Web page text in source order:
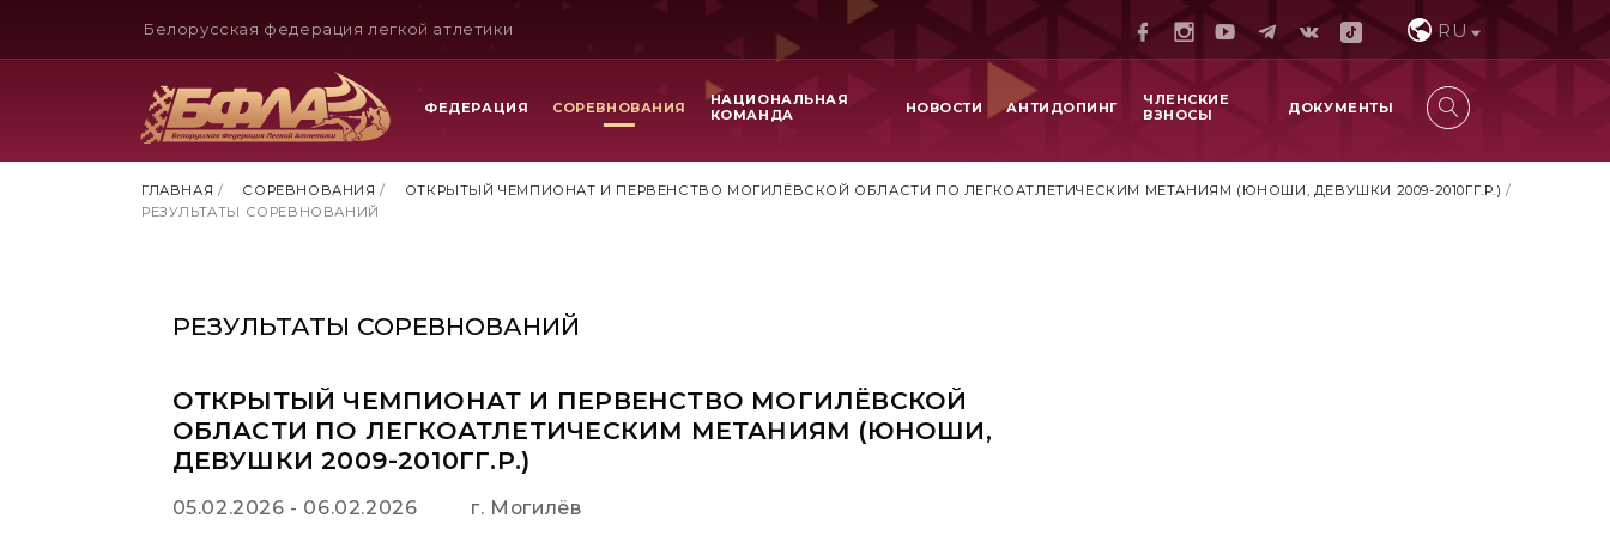
Белорусская федерация легкой атлетики RU
ФЕДЕРАЦИЯ СОРЕВНОВАНИЯ
НАЦИОНАЛЬНАЯ
КОМАНДА
НОВОСТИ АНТИДОПИНГ
ЧЛЕНСКИЕ
ВЗНОСЫ
ДОКУМЕНТЫ
ГЛАВНАЯ / СОРЕВНОВАНИЯ / ОТКРЫТЫЙ ЧЕМПИОНАТ И ПЕРВЕНСТВО МОГИЛЁВСКОЙ ОБЛАСТИ ПО ЛЕГКОАТЛЕТИЧЕСКИМ МЕТАНИЯМ (ЮНОШИ, ДЕВУШКИ 2009-2010ГГ.Р.) /
РЕЗУЛЬТАТЫ СОРЕВНОВАНИЙ
РЕЗУЛЬТАТЫ СОРЕВНОВАНИЙ
ОТКРЫТЫЙ ЧЕМПИОНАТ И ПЕРВЕНСТВО МОГИЛЁВСКОЙ
ОБЛАСТИ ПО ЛЕГКОАТЛЕТИЧЕСКИМ МЕТАНИЯМ (ЮНОШИ,
ДЕВУШКИ 2009-2010ГГ.Р.)
05.02.2026 - 06.02.2026 г. Могилёв